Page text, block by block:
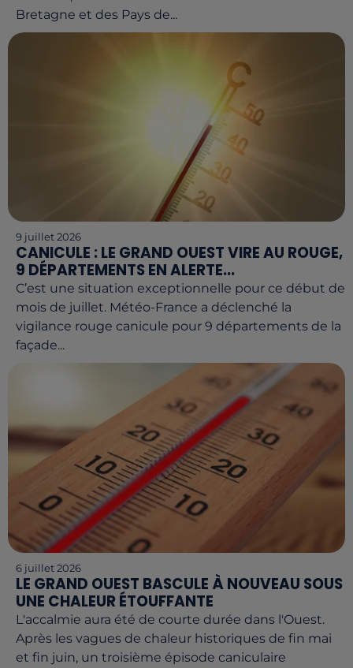
Bretagne et des Pays de...
9 juillet 2026
CANICULE : LE GRAND OUEST VIRE AU ROUGE,
9 DÉPARTEMENTS EN ALERTE...
C’est une situation exceptionnelle pour ce début de
mois de juillet. Météo-France a déclenché la
vigilance rouge canicule pour 9 départements de la
façade...
6 juillet 2026
LE GRAND OUEST BASCULE À NOUVEAU SOUS
UNE CHALEUR ÉTOUFFANTE
L'accalmie aura été de courte durée dans l'Ouest.
Après les vagues de chaleur historiques de fin mai
et fin juin, un troisième épisode caniculaire